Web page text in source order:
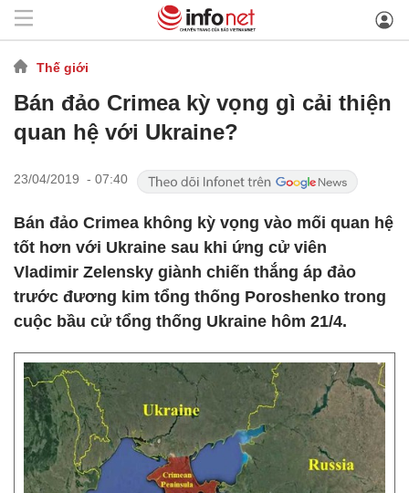
Thế giới
Bán đảo Crimea kỳ vọng gì cải thiện
quan hệ với Ukraine?
23/04/2019 - 07:40
Bán đảo Crimea không kỳ vọng vào mối quan hệ
tốt hơn với Ukraine sau khi ứng cử viên
Vladimir Zelensky giành chiến thắng áp đảo
trước đương kim tổng thống Poroshenko trong
cuộc bầu cử tổng thống Ukraine hôm 21/4.